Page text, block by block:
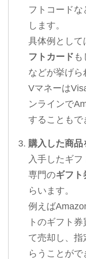
フトコードな
します。
具体例として
フトカード
などが挙げら
Vマネーは
ンラインで
することもで
購入した商品
入手したギ
専門のギフト
らいます。
例えば
トのギフト
て売却し、指
らうことがで